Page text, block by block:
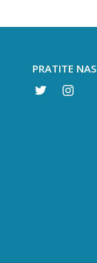
PRATITE NAS